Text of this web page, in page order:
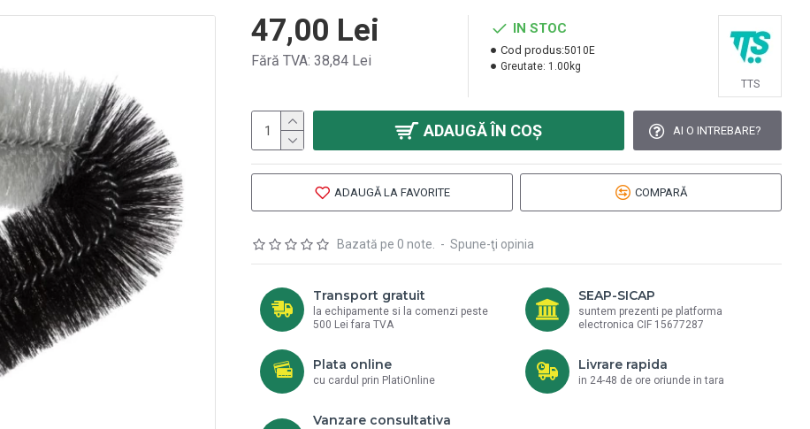
Bazată pe 0 note. - Spune-ţi opinia
47,00 Lei
Fără TVA: 38,84 Lei
IN STOC
Cod produs:5010E
Greutate: 1.00kg
TTS
ADAUGĂ ÎN COŞ AI O INTREBARE?
ADAUGĂ LA FAVORITE COMPARĂ
Transport gratuit
la echipamente si la comenzi peste
500 Lei fara TVA
SEAP-SICAP
suntem prezenti pe platforma
electronica CIF 15677287
Plata online
cu cardul prin PlatiOnline
Livrare rapida
in 24-48 de ore oriunde in tara
Vanzare consultativa